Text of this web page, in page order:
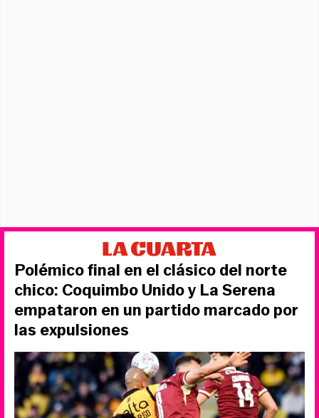
Polémico final en el clásico del norte
chico: Coquimbo Unido y La Serena
empataron en un partido marcado por
las expulsiones